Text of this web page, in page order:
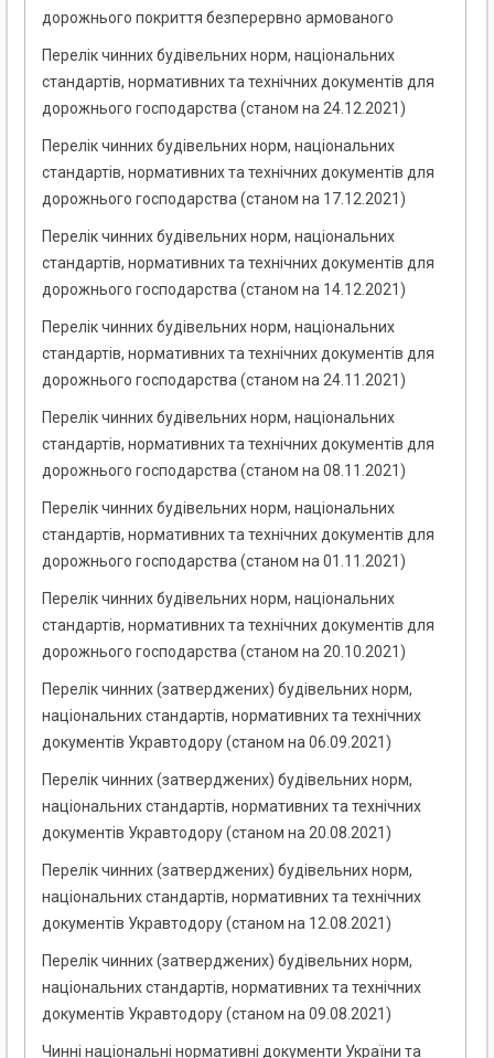
дорожнього покриття безперервно армованого
Перелік чинних будівельних норм, національних
стандартів, нормативних та технічних документів для
дорожнього господарства (станом на 24.12.2021)
Перелік чинних будівельних норм, національних
стандартів, нормативних та технічних документів для
дорожнього господарства (станом на 17.12.2021)
Перелік чинних будівельних норм, національних
стандартів, нормативних та технічних документів для
дорожнього господарства (станом на 14.12.2021)
Перелік чинних будівельних норм, національних
стандартів, нормативних та технічних документів для
дорожнього господарства (станом на 24.11.2021)
Перелік чинних будівельних норм, національних
стандартів, нормативних та технічних документів для
дорожнього господарства (станом на 08.11.2021)
Перелік чинних будівельних норм, національних
стандартів, нормативних та технічних документів для
дорожнього господарства (станом на 01.11.2021)
Перелік чинних будівельних норм, національних
стандартів, нормативних та технічних документів для
дорожнього господарства (станом на 20.10.2021)
Перелік чинних (затверджених) будівельних норм,
національних стандартів, нормативних та технічних
документів Укравтодору (станом на 06.09.2021)
Перелік чинних (затверджених) будівельних норм,
національних стандартів, нормативних та технічних
документів Укравтодору (станом на 20.08.2021)
Перелік чинних (затверджених) будівельних норм,
національних стандартів, нормативних та технічних
документів Укравтодору (станом на 12.08.2021)
Перелік чинних (затверджених) будівельних норм,
національних стандартів, нормативних та технічних
документів Укравтодору (станом на 09.08.2021)
Чинні національні нормативні документи України та